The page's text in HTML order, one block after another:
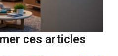
ces articles